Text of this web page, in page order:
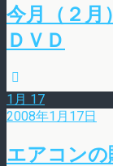
今月（２月
ＤＶＤ
1月 17
2008年1月17日
エアコンの